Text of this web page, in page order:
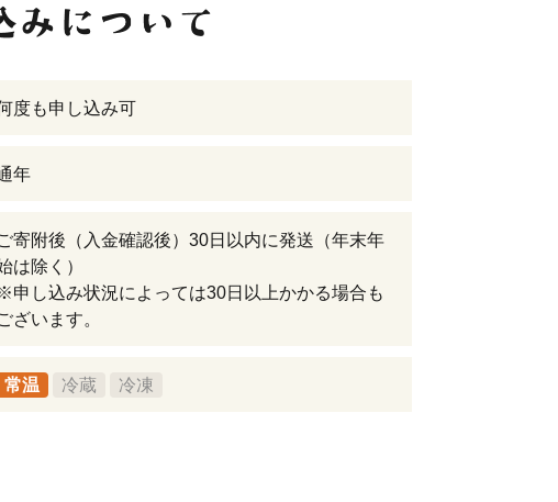
度も申し込み可
年
寄附後（入金確認後）30日以内に発送（年末年
は除く）
申し込み状況によっては30日以上かかる場合も
ざいます。
常温 冷蔵 冷凍